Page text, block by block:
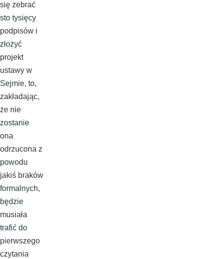
się zebrać
sto tysięcy
podpisów i
złożyć
projekt
ustawy w
Sejmie, to,
zakładając,
że nie
zostanie
ona
odrzucona z
powodu
jakiś braków
formalnych,
będzie
musiała
trafić do
pierwszego
czytania